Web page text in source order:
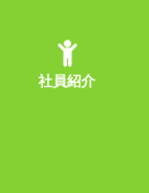
社員紹介